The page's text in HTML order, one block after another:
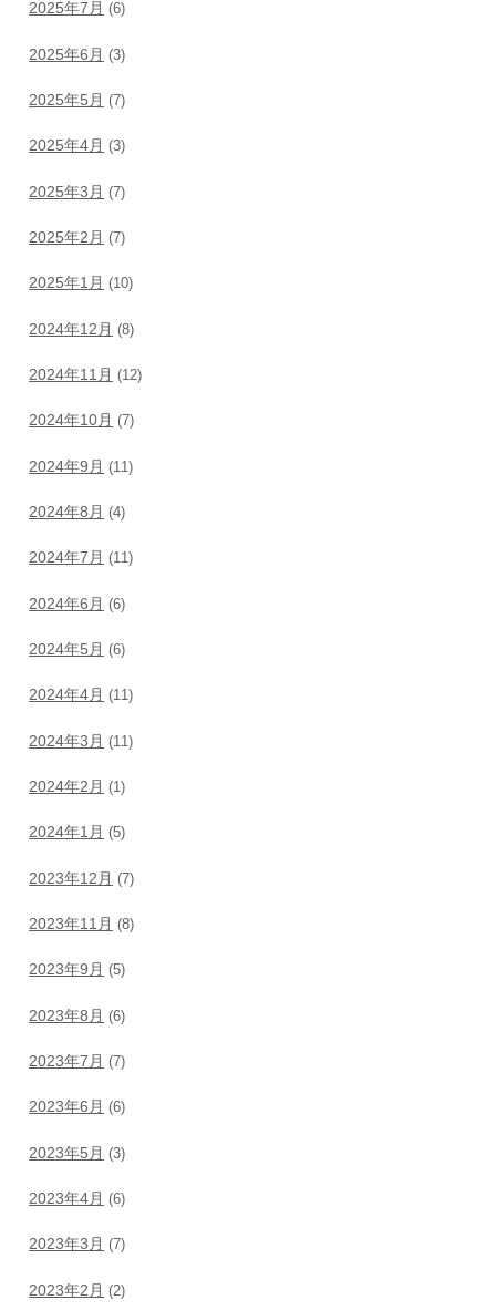
2025年7月 (6)
2025年6月 (3)
2025年5月 (7)
2025年4月 (3)
2025年3月 (7)
2025年2月 (7)
2025年1月 (10)
2024年12月 (8)
2024年11月 (12)
2024年10月 (7)
2024年9月 (11)
2024年8月 (4)
2024年7月 (11)
2024年6月 (6)
2024年5月 (6)
2024年4月 (11)
2024年3月 (11)
2024年2月 (1)
2024年1月 (5)
2023年12月 (7)
2023年11月 (8)
2023年9月 (5)
2023年8月 (6)
2023年7月 (7)
2023年6月 (6)
2023年5月 (3)
2023年4月 (6)
2023年3月 (7)
2023年2月 (2)